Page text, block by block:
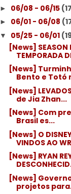
► 06/08 - 06/15
► 06/01 - 06/08
▼ 05/25 - 06/01
[News] SEASON
TEMPORADA
[News]
Bento e Totó
[News]
de Jia Zhan...
[News] Com
Brasil es...
[News] O
VINDOS AO
[News] RYAN
[News]
projetos